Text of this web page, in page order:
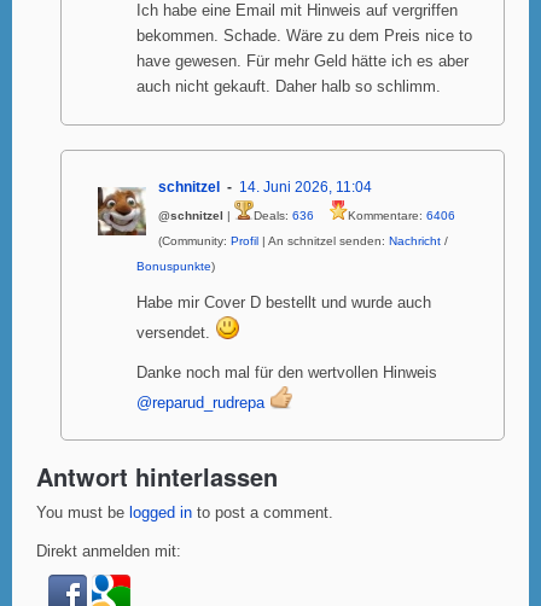
Ich habe eine Email mit Hinweis auf vergriffen
bekommen. Schade. Wäre zu dem Preis nice to
have gewesen. Für mehr Geld hätte ich es aber
auch nicht gekauft. Daher halb so schlimm.
schnitzel 14. Juni 2026, 11:04
@schnitzel | Deals: 636 Kommentare: 6406
(Community: Profil | An schnitzel senden: Nachricht /
Bonuspunkte)
Habe mir Cover D bestellt und wurde auch
versendet.
Danke noch mal für den wertvollen Hinweis
@reparud_rudrepa
Antwort hinterlassen
You must be logged in to post a comment.
Direkt anmelden mit: